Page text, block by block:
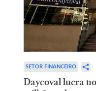
SETOR FINANCEIRO
Daycoval lucra